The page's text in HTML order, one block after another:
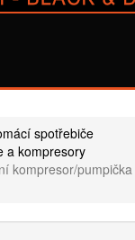
spotřebiče
a kompresory
kompresor/